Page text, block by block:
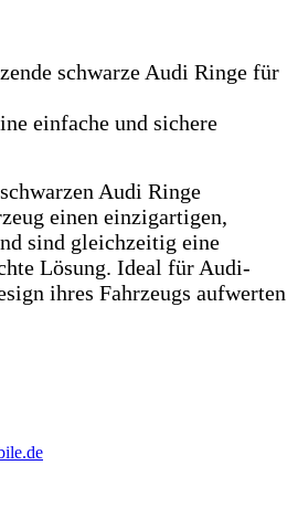
schwarze Audi Ringe für
einfache und sichere
Audi Ringe
einen einzigartigen,
sind gleichzeitig eine
Lösung. Ideal für Audi-
ihres Fahrzeugs aufwerten